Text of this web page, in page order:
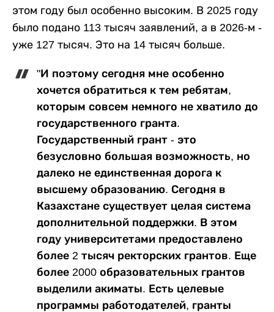
этом году был особенно высоким. В 2025 году
было подано 113 тысяч заявлений, а в 2026-м -
уже 127 тысяч. Это на 14 тысяч больше.
"И поэтому сегодня мне особенно
хочется обратиться к тем ребятам,
которым совсем немного не хватило до
государственного гранта.
Государственный грант - это
безусловно большая возможность, но
далеко не единственная дорога к
высшему образованию. Сегодня в
Казахстане существует целая система
дополнительной поддержки. В этом
году университетами предоставлено
более 2 тысяч ректорских грантов. Еще
более 2000 образовательных грантов
выделили акиматы. Есть целевые
программы работодателей, гранты